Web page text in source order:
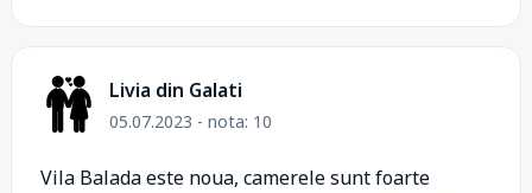
Livia din Galati
05.07.2023 - nota: 10
Vila Balada este noua, camerele sunt foarte